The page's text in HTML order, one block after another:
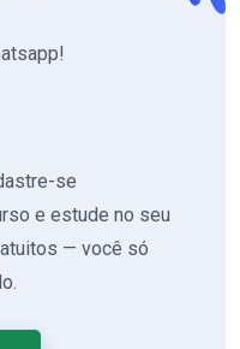
se
e estude no seu
— você só